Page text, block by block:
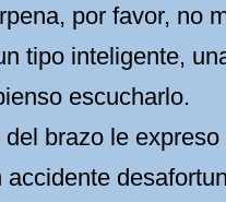
por favor, no
tipo inteligente,
escucharlo.
brazo le